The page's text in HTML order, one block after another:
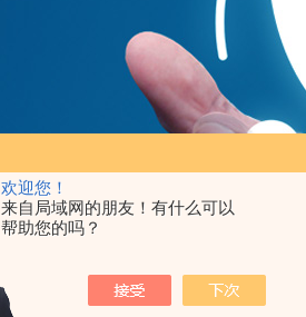
欢迎您！
来自局域网的朋友！有什么可以
帮助您的吗？